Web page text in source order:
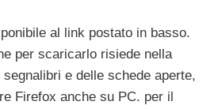
al link postato in basso.
per scaricarlo risiede nella
e delle schede aperte,
Firefox anche su PC. per il